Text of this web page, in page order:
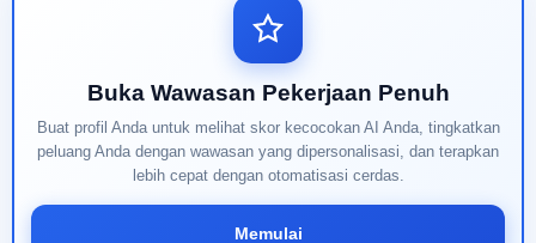
Buka Wawasan Pekerjaan Penuh
Buat profil Anda untuk melihat skor kecocokan AI Anda, tingkatkan
peluang Anda dengan wawasan yang dipersonalisasi, dan terapkan
lebih cepat dengan otomatisasi cerdas.
Memulai